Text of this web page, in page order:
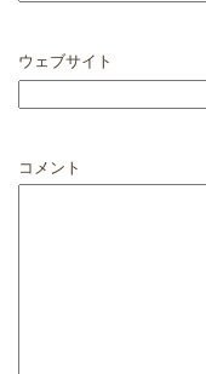
ウェブサイト
コメント